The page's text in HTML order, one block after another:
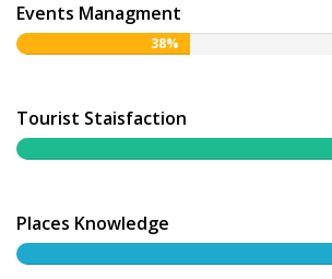
Events Managment
38%
Tourist Staisfaction
Places Knowledge